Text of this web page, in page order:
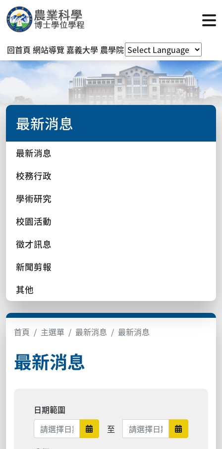
回首頁 網站導覽 嘉義大學 農學院
最新消息
最新消息
校務行政
學術研究
校園活動
徵才訊息
新聞剪報
其他
首頁 主選單 最新消息 最新消息
最新消息
日期範圍
日期範圍開始
至 日期範圍結束 日期範圍